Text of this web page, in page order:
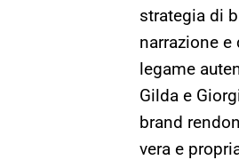
strategia di
narrazione
legame
Gilda e
brand
vera e